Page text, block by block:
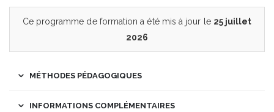
Ce programme de formation a été mis à jour le 25 juillet
2026
MÉTHODES PÉDAGOGIQUES
INFORMATIONS COMPLÉMENTAIRES